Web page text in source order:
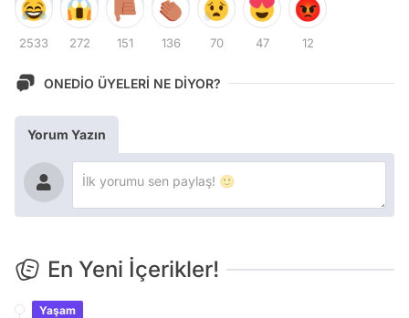
2533 272 151 136 70 47 12
ONEDİO ÜYELERİ NE DİYOR?
Yorum Yazın
En Yeni İçerikler!
Yaşam